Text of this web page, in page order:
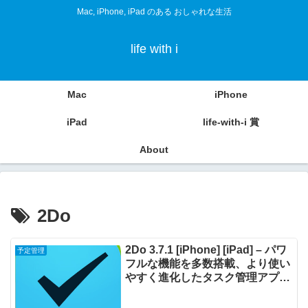
Mac, iPhone, iPad のある おしゃれな生活
life with i
Mac iPhone
iPad life-with-i 賞
About
2Do
予定管理
2Do 3.7.1 [iPhone] [iPad] – パワ
フルな機能を多数搭載、より使い
やすく進化したタスク管理アプリ